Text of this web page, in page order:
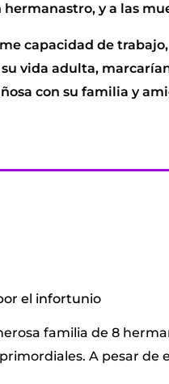
y a las
capacidad de
vida adulta,
con su familia y
el infortunio
familia de 8
A pesar de